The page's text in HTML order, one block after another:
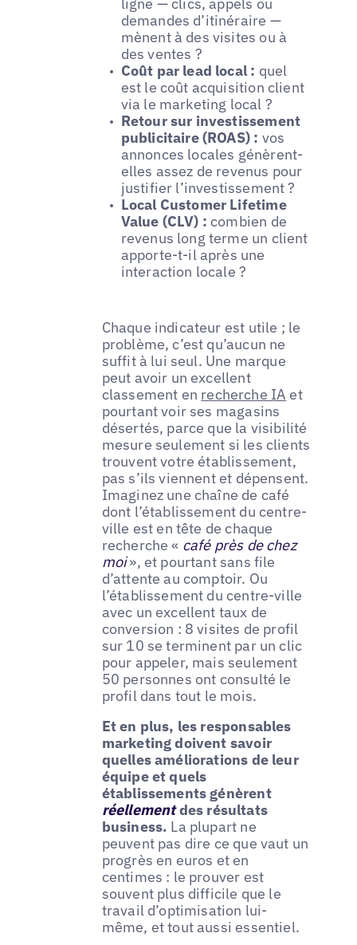
demandes d’itinéraire —
mènent à des visites ou à
des ventes ?
Coût par lead local : quel
est le coût acquisition client
via le marketing local ?
Retour sur investissement
publicitaire (ROAS) : vos
annonces locales génèrent-
elles assez de revenus pour
justifier l’investissement ?
Local Customer Lifetime
Value (CLV) : combien de
revenus long terme un client
apporte-t-il après une
interaction locale ?
Chaque indicateur est utile ; le
problème, c’est qu’aucun ne
suffit à lui seul. Une marque
peut avoir un excellent
classement en recherche IA et
pourtant voir ses magasins
désertés, parce que la visibilité
mesure seulement si les clients
trouvent votre établissement,
pas s’ils viennent et dépensent.
Imaginez une chaîne de café
dont l’établissement du centre-
ville est en tête de chaque
recherche « café près de chez
moi», et pourtant sans file
d’attente au comptoir. Ou
l’établissement du centre-ville
avec un excellent taux de
conversion : 8 visites de profil
sur 10 se terminent par un clic
pour appeler, mais seulement
50 personnes ont consulté le
profil dans tout le mois.
Et en plus, les responsables
marketing doivent savoir
quelles améliorations de leur
équipe et quels
établissements génèrent
réellementdes résultats
business. La plupart ne
peuvent pas dire ce que vaut un
progrès en euros et en
centimes : le prouver est
souvent plus difficile que le
travail d’optimisation lui-
même, et tout aussi essentiel.